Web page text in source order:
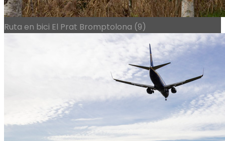
Ruta en bici El Prat Bromptolona (9)